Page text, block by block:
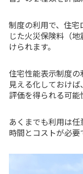
制度の利用で、住
じた火災保険料（
けられます。
住宅性能表示制度
見える化しておけ
評価を得られる可能
あくまでも利用は任
時間とコストが必要